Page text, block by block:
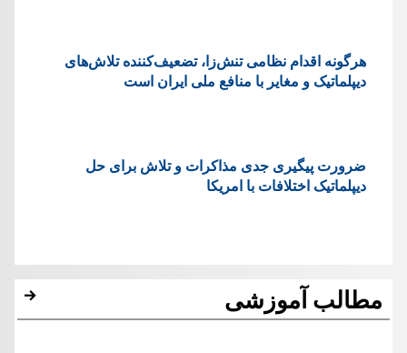
هرگونه اقدام نظامی تنش‌زا، تضعیف‌کننده تلاش‌های
دیپلماتیک و مغایر با منافع ملی ایران است
ضرورت پیگیری جدی مذاکرات و تلاش برای حل
دیپلماتیک اختلافات با امریکا
مطالب آموزشی